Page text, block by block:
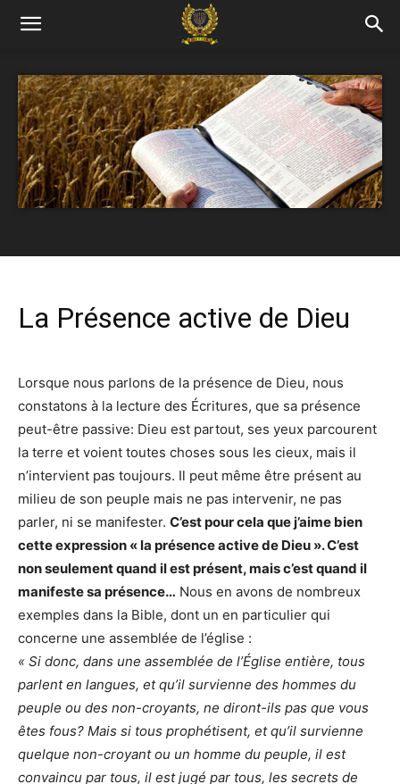
La Présence active de Dieu
Lorsque nous parlons de la présence de Dieu, nous
constatons à la lecture des Écritures, que sa présence
peut-être passive: Dieu est partout, ses yeux parcourent
la terre et voient toutes choses sous les cieux, mais il
n’intervient pas toujours. Il peut même être présent au
milieu de son peuple mais ne pas intervenir, ne pas
parler, ni se manifester. C’est pour cela que j’aime bien
cette expression « la présence active de Dieu ». C’est
non seulement quand il est présent, mais c’est quand il
manifeste sa présence… Nous en avons de nombreux
exemples dans la Bible, dont un en particulier qui
concerne une assemblée de l’église :
« Si donc, dans une assemblée de l’Église entière, tous
parlent en langues, et qu’il survienne des hommes du
peuple ou des non-croyants, ne diront-ils pas que vous
êtes fous? Mais si tous prophétisent, et qu’il survienne
quelque non-croyant ou un homme du peuple, il est
convaincu par tous, il est jugé par tous, les secrets de